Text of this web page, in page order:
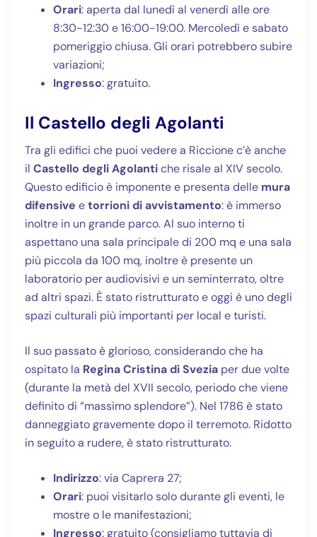
Orari: aperta dal lunedì al venerdì alle ore
8:30-12:30 e 16:00-19:00. Mercoledì e sabato
pomeriggio chiusa. Gli orari potrebbero subire
variazioni;
Ingresso: gratuito.
Il Castello degli Agolanti
Tra gli edifici che puoi vedere a Riccione c’è anche
il Castello degli Agolantiche risale al XIV secolo.
Questo edificio è imponente e presenta delle mura
difensive etorrioni di avvistamento: è immerso
inoltre in un grande parco. Al suo interno ti
aspettano una sala principale di 200 mq e una sala
più piccola da 100 mq, inoltre è presente un
laboratorio per audiovisivi e un seminterrato, oltre
ad altri spazi. È stato ristrutturato e oggi è uno degli
spazi culturali più importanti per local e turisti.
Il suo passato è glorioso, considerando che ha
ospitato la Regina Cristina di Svezia per due volte
(durante la metà del XVII secolo, periodo che viene
definito di “massimo splendore”). Nel 1786 è stato
danneggiato gravemente dopo il terremoto. Ridotto
in seguito a rudere, è stato ristrutturato.
Indirizzo: via Caprera 27;
Orari: puoi visitarlo solo durante gli eventi, le
mostre o le manifestazioni;
Ingresso: gratuito (consigliamo tuttavia di